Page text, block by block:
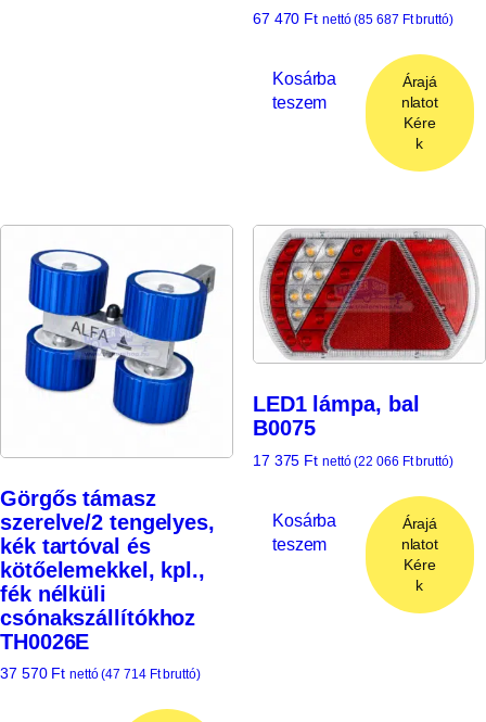
67 470 Ft nettó (85 687 Ftbruttó)
Kosárba
teszem
Árajá
nlatot
Kére
k
Görgős támasz
szerelve/2 tengelyes,
kék tartóval és
kötőelemekkel, kpl.,
fék nélküli
csónakszállítókhoz
TH0026E
37 570 Ft nettó (47 714 Ftbruttó)
LED1 lámpa, bal
B0075
17 375 Ft nettó (22 066 Ftbruttó)
Kosárba
teszem
Árajá
nlatot
Kére
k